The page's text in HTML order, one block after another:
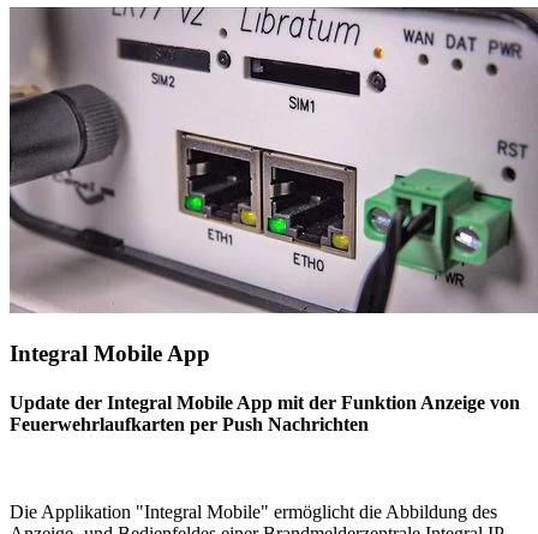
Integral Mobile App
Update der Integral Mobile App mit der Funktion Anzeige von
Feuerwehrlaufkarten per Push Nachrichten
Die Applikation "Integral Mobile" ermöglicht die Abbildung des